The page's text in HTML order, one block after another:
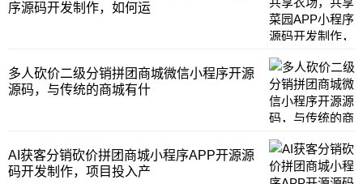
序源码开发制作，如何运
多人砍价二级分销拼团商城微信小程序开源
源码，与传统的商城有什
AI获客分销砍价拼团商城小程序APP开源源
码开发制作，项目投入产